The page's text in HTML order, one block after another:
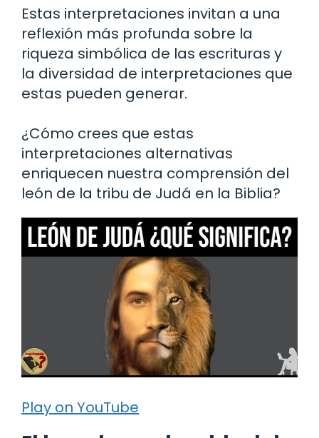
Estas interpretaciones invitan a una
reflexión más profunda sobre la
riqueza simbólica de las escrituras y
la diversidad de interpretaciones que
estas pueden generar.
¿Cómo crees que estas
interpretaciones alternativas
enriquecen nuestra comprensión del
león de la tribu de Judá en la Biblia?
Play on YouTube